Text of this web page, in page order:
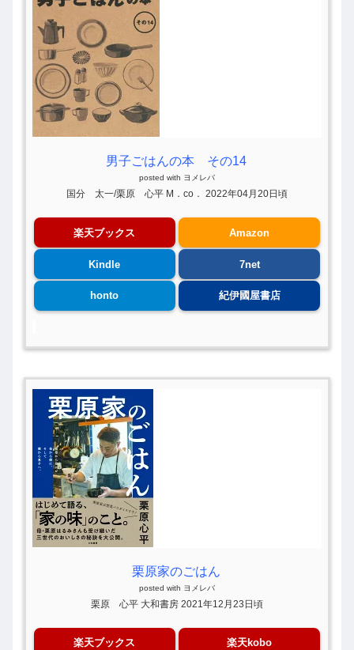
男子ごはんの本 その14
posted with ヨメレバ
国分 太一/栗原 心平 M．co． 2022年04月20日頃
楽天ブックス Amazon
Kindle 7net
honto 紀伊國屋書店
栗原家のごはん
posted with ヨメレバ
栗原 心平 大和書房 2021年12月23日頃
楽天ブックス 楽天kobo